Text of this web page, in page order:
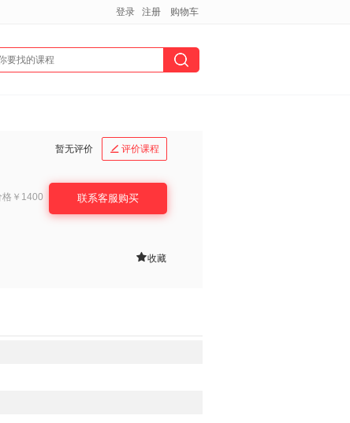
暂无评价  评价课程
格 ￥1400 联系客服购买
收藏
登录 注册 购物车